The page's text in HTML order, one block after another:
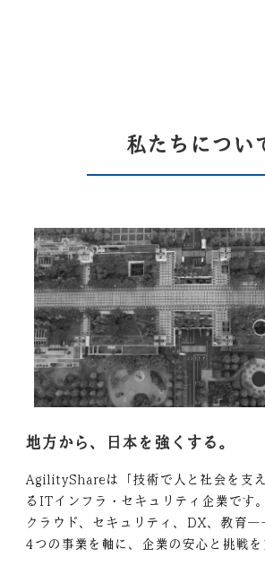
私たちについ
地方から、日本を強くする。
AgilityShareは「技術で人と社会を支
るITインフラ・セキュリティ企業です。
クラウド、セキュリティ、DX、教育
4つの事業を軸に、企業の安心と挑戦を